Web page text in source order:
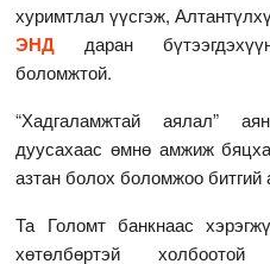
хуримтлал үүсгэж,
ЭНД даран
боломжтой.
“Хадгаламжтай аялал”
дуусахаас өмнө амжиж
азтан болох боломжоо битгий
Та Голомт банкнаас
хөтөлбөртэй холбоотой